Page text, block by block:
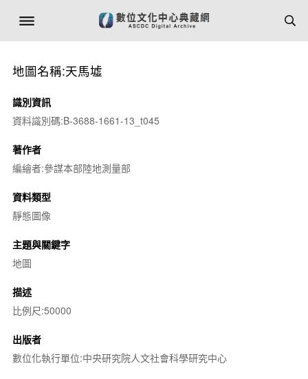
地圖名稱:天馬墟
識別資訊
資料識別碼:B-3688-1661-13_t045
著作者
編繪者:參謀本部陸地測量部
資料類型
靜態圖像
主題與關鍵字
地圖
描述
比例尺:50000
出版者
數位化執行單位:中央研究院人文社會科學研究中心